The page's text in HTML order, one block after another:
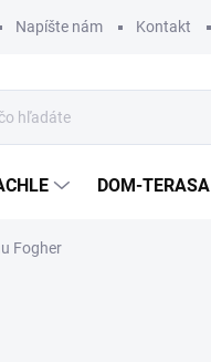
Napíšte nám Kontakt
DOM-TERASA
Fogher